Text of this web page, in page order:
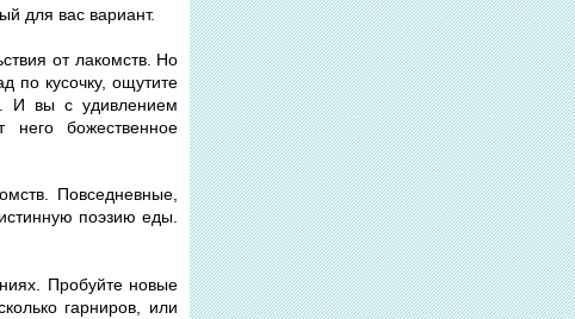
для вас вариант.
от лакомств. Но
по кусочку, ощутите
И вы с удивлением
божественное
Повседневные,
поэзию еды.
Пробуйте новые
гарниров, или